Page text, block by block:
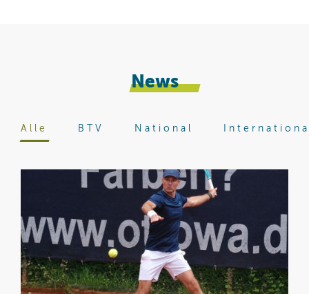
News
Alle BTV National